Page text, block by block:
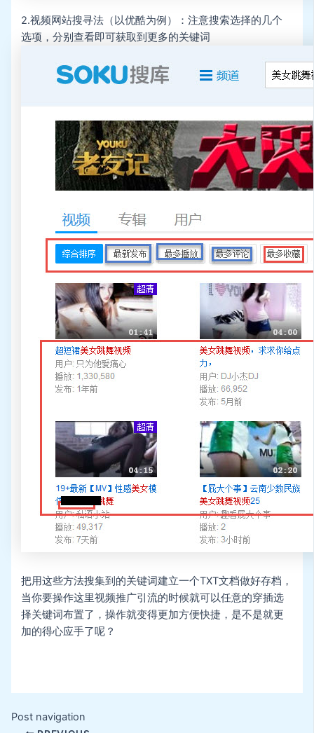
2.视频网站搜寻法（以优酷为例）：注意搜索选择的几个
选项，分别查看即可获取到更多的关键词
把用这些方法搜集到的关键词建立一个TXT文档做好存档，
当你要操作这里视频推广引流的时候就可以任意的穿插选
择关键词布置了，操作就变得更加方便快捷，是不是就更
加的得心应手了呢？
Post navigation